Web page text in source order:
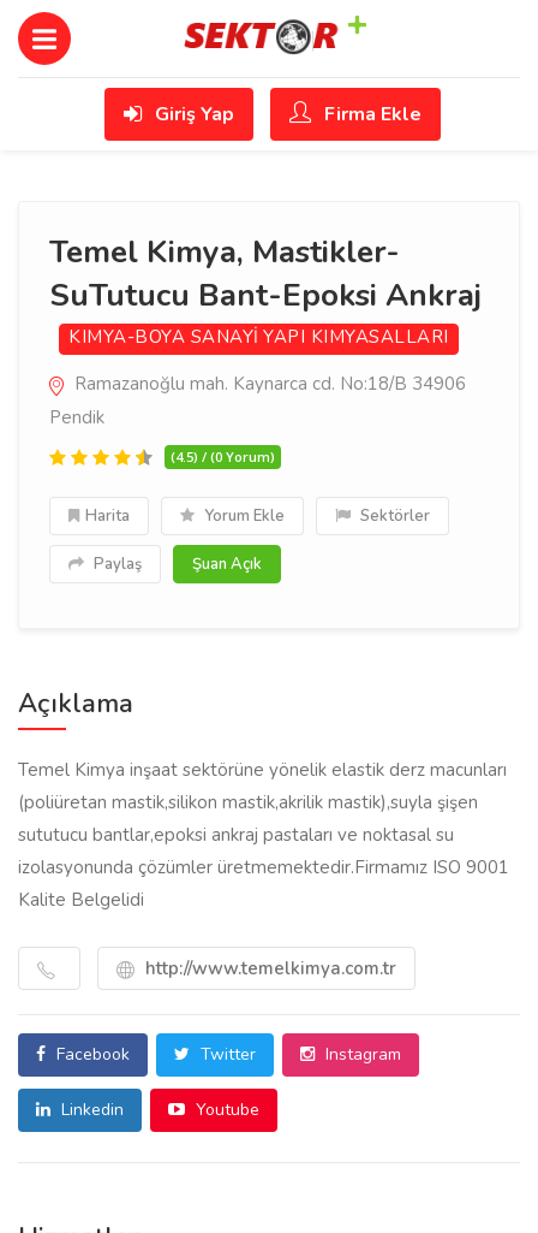
Giriş Yap Firma Ekle
Temel Kimya, Mastikler-
SuTutucu Bant-Epoksi Ankraj
KIMYA-BOYA SANAYİ YAPI KIMYASALLARI
Ramazanoğlu mah. Kaynarca cd. No:18/B 34906
Pendik
(4.5) / (0 Yorum)
Harita Yorum Ekle Sektörler
Paylaş Şuan Açık
Açıklama
Temel Kimya inşaat sektörüne yönelik elastik derz macunları
(poliüretan mastik,silikon mastik,akrilik mastik),suyla şişen
sututucu bantlar,epoksi ankraj pastaları ve noktasal su
izolasyonunda çözümler üretmemektedir.Firmamız ISO 9001
Kalite Belgelidi
http://www.temelkimya.com.tr
Facebook Twitter Instagram
Linkedin Youtube